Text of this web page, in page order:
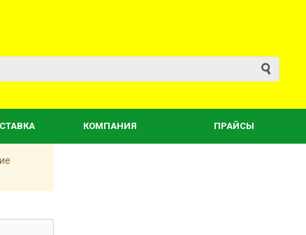
КОМПАНИЯ ПРАЙСЫ